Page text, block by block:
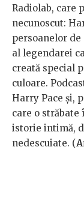
Radiolab, care
necunoscut:
persoanelor
al legendarei
creată special
culoare.
Harry Pace și,
care o străbate
istorie intimă,
nedescuiate. (